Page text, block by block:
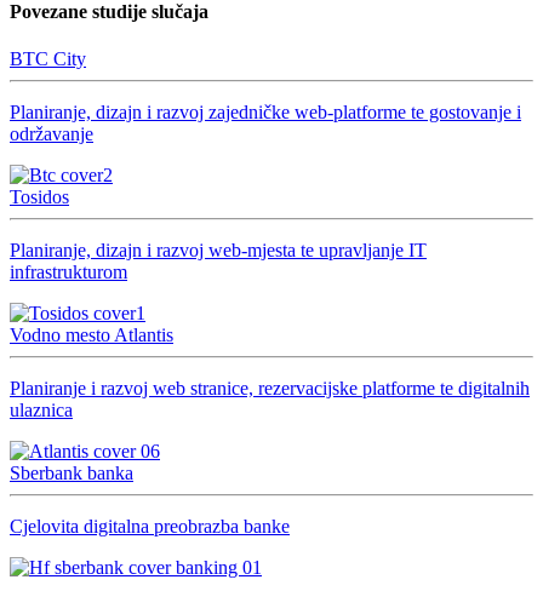
Povezane studije slučaja
BTC City
Planiranje, dizajn i razvoj zajedničke web-platforme te gostovanje i
održavanje
Tosidos
Planiranje, dizajn i razvoj web-mjesta te upravljanje IT
infrastrukturom
Vodno mesto Atlantis
Planiranje i razvoj web stranice, rezervacijske platforme te digitalnih
ulaznica
Sberbank banka
Cjelovita digitalna preobrazba banke